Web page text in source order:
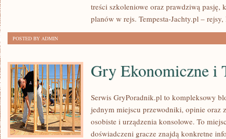
treści szkoleniowe oraz prawdziwą
planów w rejs. Tempesta-Jachty.pl – rejsy,
POSTED BY ADMIN
Gry Ekonomiczne i
Serwis GryPoradnik.pl to kompleksowy
jednym miejscu przewodniki, opinie oraz
osobiste i urządzenia konsolowe. To
doświadczeni gracze znajdą konkretne